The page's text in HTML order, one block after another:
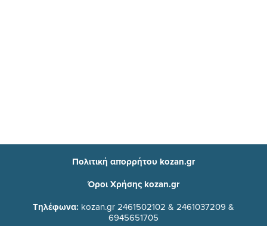
Πολιτική απορρήτου kozan.gr
Όροι Χρήσης kozan.gr
Τηλέφωνα: kozan.gr 2461502102 & 2461037209 &
6945651705